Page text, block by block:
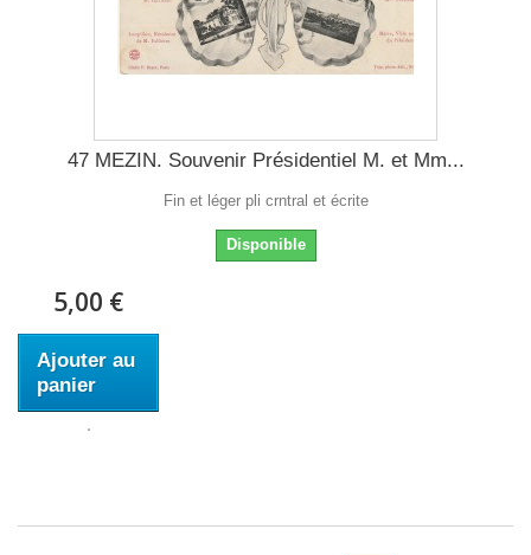
47 MEZIN. Souvenir Présidentiel M. et Mm...
Fin et léger pli crntral et écrite
Disponible
5,00 €
Ajouter au
panier